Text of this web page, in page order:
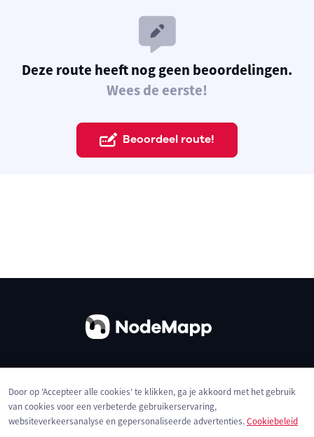
Deze route heeft nog geen beoordelingen.
Wees de eerste!
Beoordeel route!
Privacybeleid Cookies
Door op 'Accepteer alle cookies' te klikken, ga je akkoord met het gebruik
van cookies voor een verbeterde gebruikerservaring,
websiteverkeersanalyse en gepersonaliseerde advertenties.Cookiebeleid